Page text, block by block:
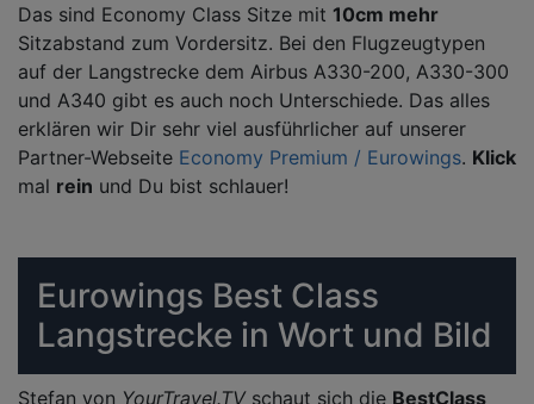
Das sind Economy Class Sitze mit 10cm mehr
Sitzabstand zum Vordersitz. Bei den Flugzeugtypen
auf der Langstrecke dem Airbus A330-200, A330-300
und A340 gibt es auch noch Unterschiede. Das alles
erklären wir Dir sehr viel ausführlicher auf unserer
Partner-Webseite Economy Premium / Eurowings. Klick
mal rein und Du bist schlauer!
Eurowings Best Class
Langstrecke in Wort und Bild
Stefan von YourTravel.TV schaut sich die BestClass